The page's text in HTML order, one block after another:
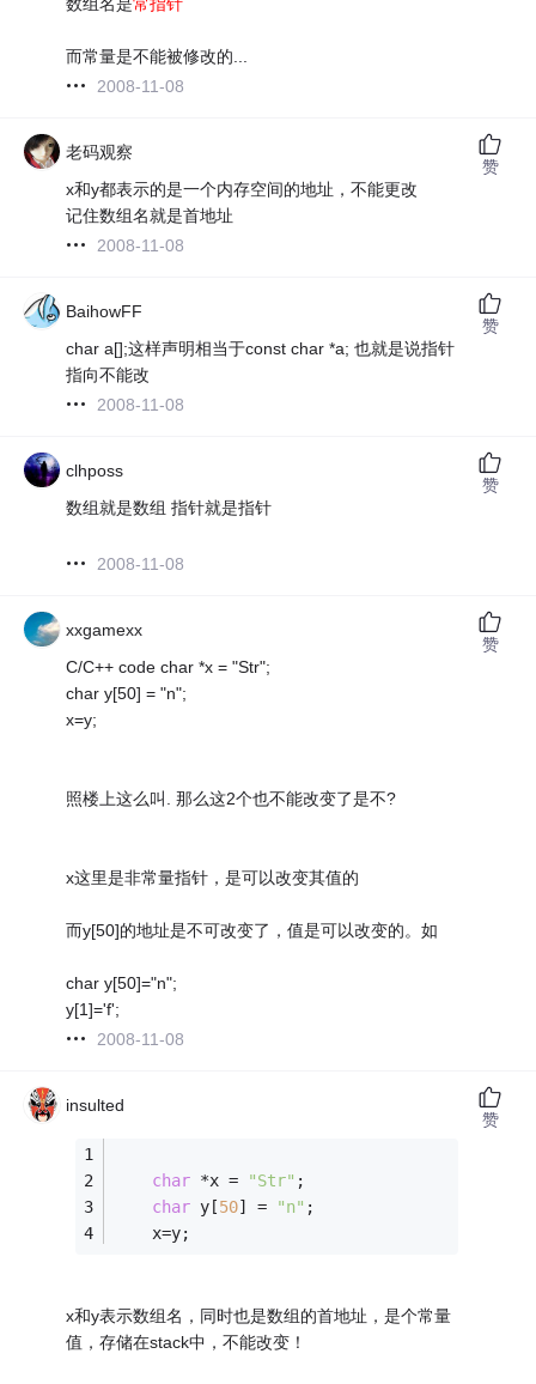
而常量是不能被修改的...
2008-11-08
老码观察
x和y都表示的是一个内存空间的地址，不能更改
记住数组名就是首地址
2008-11-08
赞
BaihowFF
char a[];这样声明相当于const char *a; 也就是说指针
指向不能改
2008-11-08
赞
clhposs
数组就是数组 指针就是指针
2008-11-08
赞
xxgamexx
C/C++ code char *x = "Str";
char y[50] = "n";
x=y;
照楼上这么叫. 那么这2个也不能改变了是不?
x这里是非常量指针，是可以改变其值的
而y[50]的地址是不可改变了，值是可以改变的。如
char y[50]="n";
y[1]='f';
2008-11-08
赞
insulted
char *x = "Str" ;
char y[50] = "n" ;
    x=y;
x和y表示数组名，同时也是数组的首地址，是个常量
值，存储在stack中，不能改变！
赞